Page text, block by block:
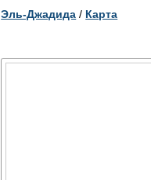
Эль-Джадида / Карта